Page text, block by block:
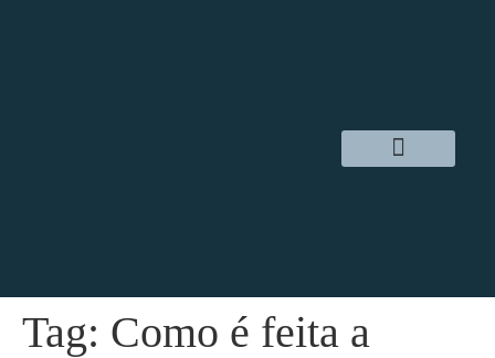
Tag: Como é feita a